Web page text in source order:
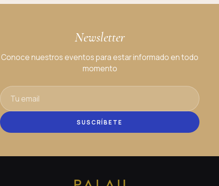
Newsletter
Conoce nuestros eventos para estar informado en todo
momento
SUSCRÍBETE